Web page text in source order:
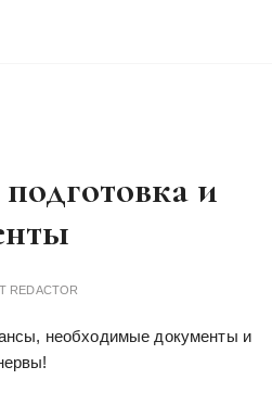
и
REDACTOR
необходимые документы и